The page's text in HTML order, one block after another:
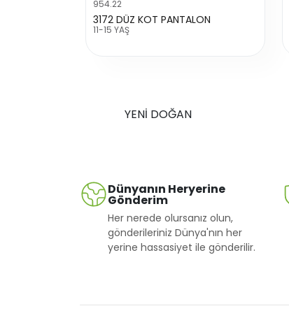
954.22
3172 DÜZ KOT PANTALON
11-15 YAŞ
YENİ DOĞAN
Dünyanın Heryerine
Gönderim
Her nerede olursanız olun,
gönderileriniz Dünya'nın her
yerine hassasiyet ile gönderilir.